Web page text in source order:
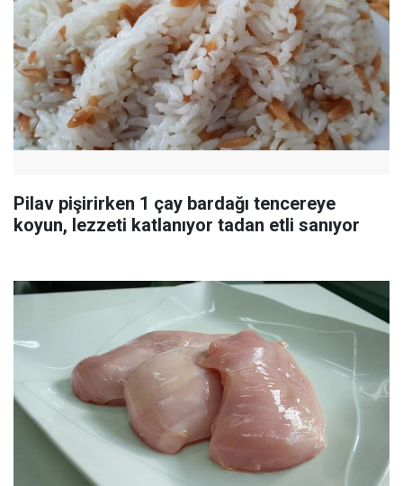
Pilav pişirirken 1 çay bardağı tencereye
koyun, lezzeti katlanıyor tadan etli sanıyor